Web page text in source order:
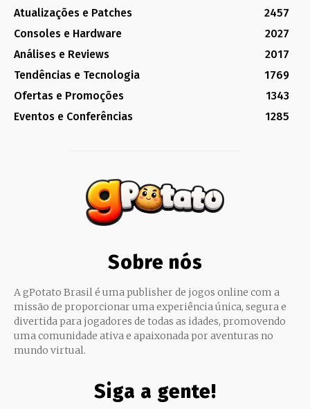
Atualizações e Patches
2457
Consoles e Hardware
2027
Análises e Reviews
2017
Tendências e Tecnologia
1769
Ofertas e Promoções
1343
Eventos e Conferências
1285
Sobre nós
A gPotato Brasil é uma publisher de jogos online com a
missão de proporcionar uma experiência única, segura e
divertida para jogadores de todas as idades, promovendo
uma comunidade ativa e apaixonada por aventuras no
mundo virtual.
Siga a gente!